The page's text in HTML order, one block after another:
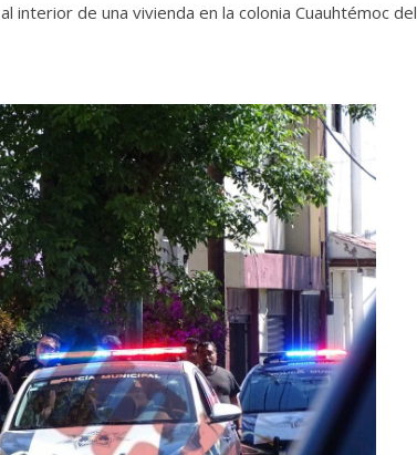
interior de una vivienda en la colonia Cuauhtémoc del